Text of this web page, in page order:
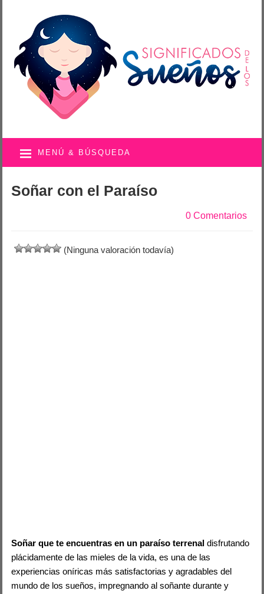
MENÚ & BÚSQUEDA
Soñar con el Paraíso
0 Comentarios
(Ninguna valoración todavía)
Soñar que te encuentras en un paraíso terrenal disfrutando
plácidamente de las mieles de la vida, es una de las
experiencias oníricas más satisfactorias y agradables del
mundo de los sueños, impregnando al soñante durante y